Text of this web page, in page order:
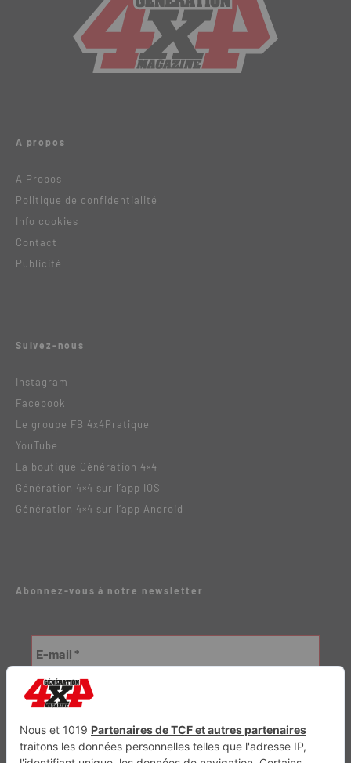
A propos
A Propos
Politique de confidentialité
Info cookies
Contact
Publicité
Suivez-nous
Instagram
Facebook
Le groupe FB 4x4Pratique
YouTube
La boutique Génération 4×4
Génération 4×4 sur l’app IOS
Génération 4×4 sur l’app Android
Abonnez-vous à notre newsletter